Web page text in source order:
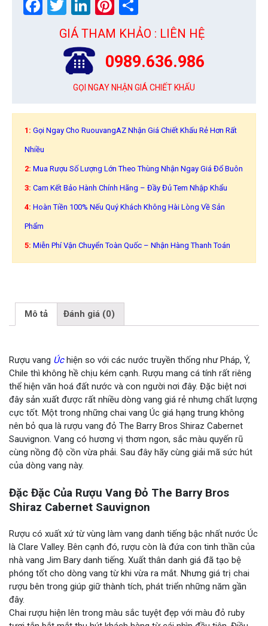
Facebook
Twitter
LinkedIn
Pinterest
GIÁ THAM KHẢO : LIÊN HỆ
0989.636.986
GỌI NGAY NHẬN GIÁ CHIẾT KHẤU
1: Gọi Ngay Cho RuouvangAZ Nhận Giá Chiết Khấu Rẻ Hơn Rất
Nhiều
2: Mua Rượu Số Lượng Lớn Theo Thùng Nhận Ngay Giá Đổ Buôn
3: Cam Kết Bảo Hành Chính Hãng – Đầy Đủ Tem Nhập Khẩu
4: Hoàn Tiền 100% Nếu Quý Khách Không Hài Lòng Về Sản
Phẩm
5: Miễn Phí Vận Chuyển Toàn Quốc – Nhận Hàng Thanh Toán
Mô tả Đánh giá (0)
Rượu vang Úchiện so với các nước truyền thống như Pháp, Ý,
Chile thì không hề chịu kém cạnh. Rượu mang cá tính rất riêng
thể hiện văn hoá đất nước và con người nơi đây. Đặc biệt nơi
đây sản xuất được rất nhiều dòng vang giá rẻ nhưng chất lượng
cực tốt. Một trong những chai vang Úc giá hạng trung không
nên bỏ qua là rượu vang đỏ The Barry Bros Shiraz Cabernet
Sauvignon. Vang có hương vị thơm ngon, sắc màu quyến rũ
cùng nồng độ cồn vừa phải. Sau đây hãy cùng giải mã sức hút
của dòng vang này.
Đặc Đặc Của Rượu Vang Đỏ The Barry Bros
Shiraz Cabernet Sauvignon
Rượu có xuất xứ từ vùng làm vang danh tiếng bậc nhất nước Úc
là Clare Valley. Bên cạnh đó, rượu còn là đứa con tinh thần của
nhà vang Jim Bary danh tiếng. Xuất thân danh giá đã tạo bệ
phóng tốt cho dòng vang từ khi vừa ra mắt. Nhưng giá trị chai
rượu bên trong giúp giữ thành tích, phát triển những năm gần
đây.
Chai rượu hiện lên trong màu sắc tuyệt đẹp với màu đỏ ruby